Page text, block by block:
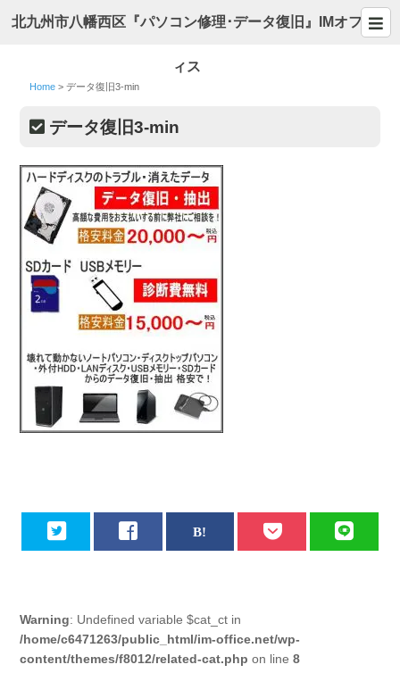
北九州市八幡西区『パソコン修理･データ復旧』IMオフ
ィス
Home >データ復旧3-min
データ復旧3-min
Warning: Undefined variable $cat_ct in
/home/c6471263/public_html/im-office.net/wp-
content/themes/f8012/related-cat.php on line8